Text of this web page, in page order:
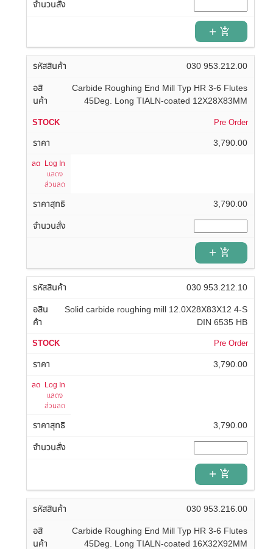
add_shopping_cart
030 953.212.00
Carbide Roughing End Mill Typ HR 3-6 Flutes
45Deg. Long TIALN-coated 12X28X83MM
Pre Order
3,790.00
Log In
แสดง
ส่วนลด
3,790.00
add_shopping_cart
030 953.212.10
Solid carbide roughing mill 12.0X28X83X12 4-S
DIN 6535 HB
Pre Order
3,790.00
Log In
แสดง
ส่วนลด
3,790.00
add_shopping_cart
030 953.216.00
Carbide Roughing End Mill Typ HR 3-6 Flutes
45Deg. Long TIALN-coated 16X32X92MM